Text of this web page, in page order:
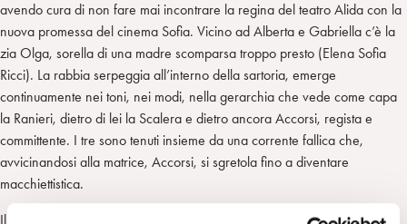
avendo cura di non fare mai incontrare la regina del teatro Alida con la
nuova promessa del cinema Sofia. Vicino ad Alberta e Gabriella c’è la
zia Olga, sorella di una madre scomparsa troppo presto (Elena Sofia
Ricci). La rabbia serpeggia all’interno della sartoria, emerge
continuamente nei toni, nei modi, nella gerarchia che vede come capa
la Ranieri, dietro di lei la Scalera e dietro ancora Accorsi, regista e
committente. I tre sono tenuti insieme da una corrente fallica che,
avvicinandosi alla matrice, Accorsi, si sgretola fino a diventare
macchiettistica.
Il film ritrae una femminilità fatta della molteplicità che sta in tutti e che